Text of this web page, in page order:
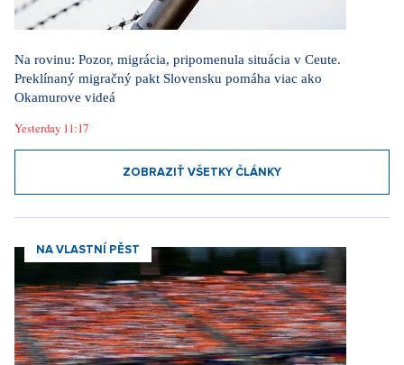
Na rovinu: Pozor, migrácia, pripomenula situácia v Ceute.
Preklínaný migračný pakt Slovensku pomáha viac ako
Okamurove videá
Yesterday 11:17
ZOBRAZIŤ VŠETKY ČLÁNKY
NA VLASTNÍ PĚST